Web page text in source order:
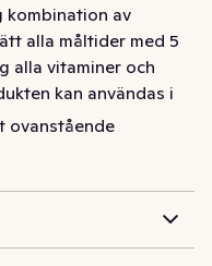
kombination av
alla måltider med 5
alla vitaminer och
kan användas i
med andra VLCD-
att dricka direkt.
ovanstående